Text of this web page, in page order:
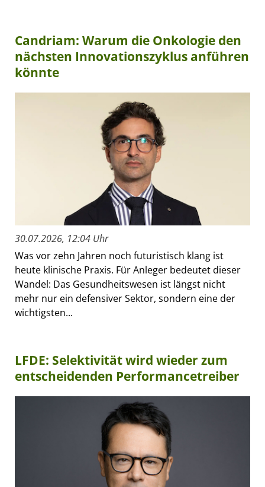
Candriam: Warum die Onkologie den
nächsten Innovationszyklus anführen
könnte
30.07.2026, 12:04 Uhr
Was vor zehn Jahren noch futuristisch klang ist
heute klinische Praxis. Für Anleger bedeutet dieser
Wandel: Das Gesundheitswesen ist längst nicht
mehr nur ein defensiver Sektor, sondern eine der
wichtigsten...
LFDE: Selektivität wird wieder zum
entscheidenden Performancetreiber